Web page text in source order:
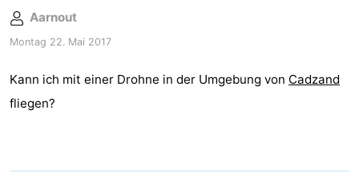
Noordzee
Résidence
Cadzand-
-
Resort
Nieuwvliet-
-
Schoneveld
-
Aarnout
Montag 22. Mai 2017
Kann ich mit einer Drohne in der Umgebung von Cadzand
fliegen?